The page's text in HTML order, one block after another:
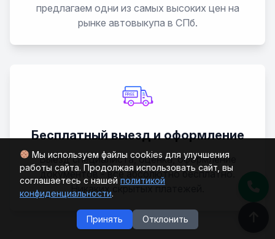
Мы используем файлы cookies для улучшения
работы сайта. Продолжая использовать сайт, вы
соглашаетесь с нашей политикой
конфиденциальности.
Принять Отклонить
предлагаем одни из самых высоких цен на
рынке автовыкупа в СПб.
Бесплатный выезд и оформление
Выезд специалиста, оценка, оформление
документов - все абсолютно бесплатно.
Никаких скрытых платежей.